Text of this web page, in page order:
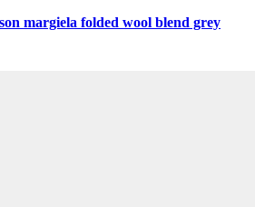
margiela folded wool blend grey